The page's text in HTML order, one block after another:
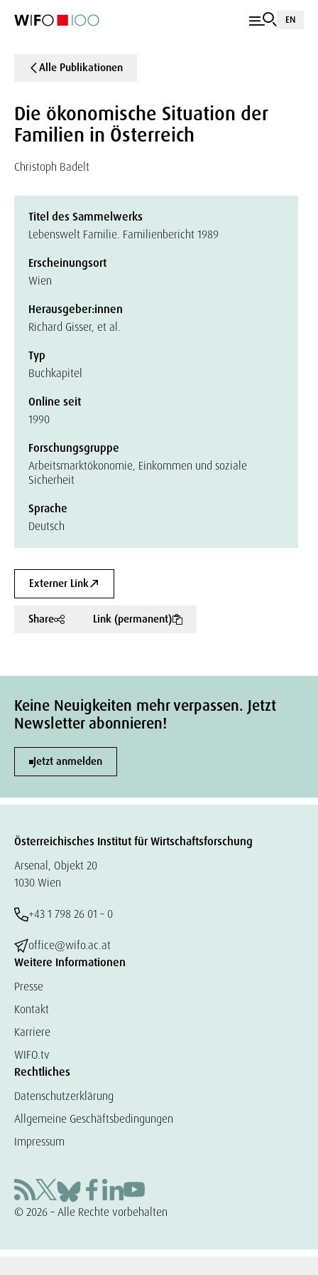
EN
Alle Publikationen
Die ökonomische Situation der
Familien in Österreich
Christoph Badelt
Titel des Sammelwerks
Lebenswelt Familie. Familienbericht 1989
Erscheinungsort
Wien
Herausgeber:innen
Richard Gisser, et al.
Typ
Buchkapitel
Online seit
1990
Forschungsgruppe
Arbeitsmarktökonomie, Einkommen und soziale
Sicherheit
Sprache
Deutsch
Externer Link
Share Link (permanent)
Keine Neuigkeiten mehr verpassen. Jetzt
Newsletter abonnieren!
Jetzt anmelden
Österreichisches Institut für Wirtschaftsforschung
Arsenal, Objekt 20
1030 Wien
+43 1 798 26 01 – 0
office@wifo.ac.at
Weitere Informationen
Presse
Kontakt
Karriere
WIFO.tv
Rechtliches
Datenschutzerklärung
Allgemeine Geschäftsbedingungen
Impressum
© 2026 – Alle Rechte vorbehalten